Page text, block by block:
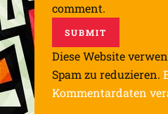
comment.
Diese Website
Spam zu reduzieren.
Kommentardaten